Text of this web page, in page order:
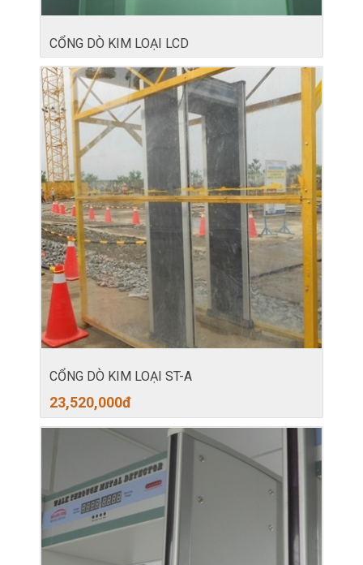
CỔNG DÒ KIM LOẠI LCD
CỔNG DÒ KIM LOẠI ST-A
23,520,000đ